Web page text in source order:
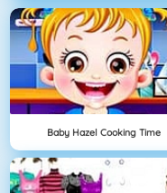
Baby Hazel Cooking Time